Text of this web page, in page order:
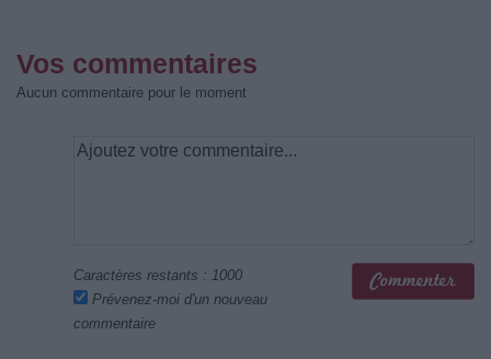
Vos commentaires
Aucun commentaire pour le moment
Caractères restants : 1000
Prévenez-moi d'un nouveau
commentaire